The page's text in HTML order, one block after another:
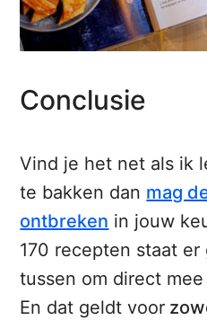
Conclusie
Vind je het net als ik
te bakken dan mag
ontbreken in jouw
170 recepten staat
tussen om direct
En dat geldt voor